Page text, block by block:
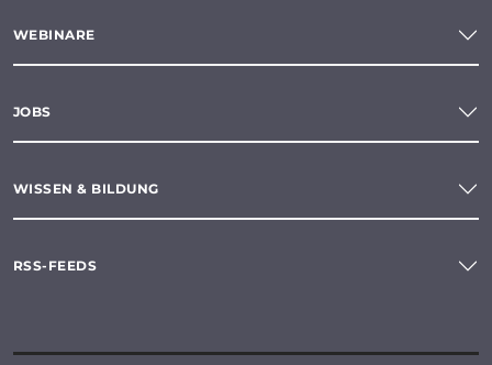
WEBINARE
JOBS
WISSEN & BILDUNG
RSS-FEEDS